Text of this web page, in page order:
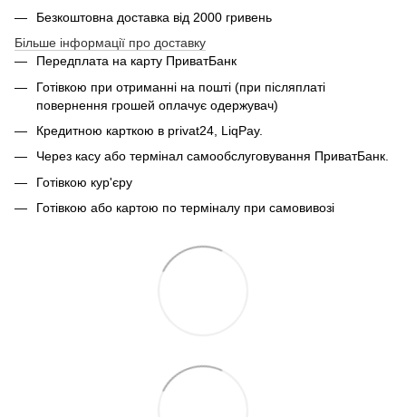
Безкоштовна доставка від 2000 гривень
Більше інформації про доставку
Передплата на карту ПриватБанк
Готівкою при отриманні на пошті (при післяплаті
повернення грошей оплачує одержувач)
Кредитною карткою в privat24, LiqPay.
Через касу або термінал самообслуговування ПриватБанк.
Готівкою кур'єру
Готівкою або картою по терміналу при самовивозі